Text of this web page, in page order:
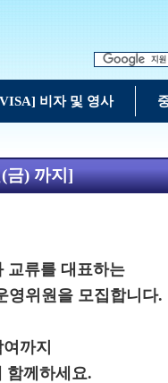
비자 및 영사
금) 까지]
교류를 대표하는
영위원을 모집합니다.
까지
함께하세요.